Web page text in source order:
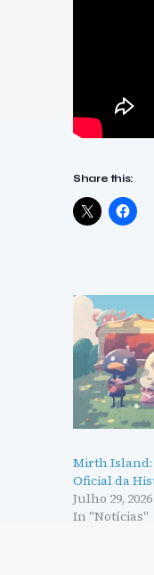
Share this:
Mirth Island:
Oficial da
Julho 29, 2026
In "Notícias"